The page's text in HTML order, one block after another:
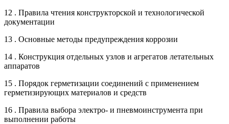
12 . Правила чтения конструкторской и технологической
документации
13 . Основные методы предупреждения коррозии
14 . Конструкция отдельных узлов и агрегатов летательных
аппаратов
15 . Порядок герметизации соединений с применением
герметизирующих материалов и средств
16 . Правила выбора электро- и пневмоинструмента при
выполнении работы